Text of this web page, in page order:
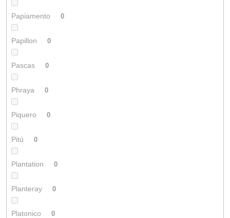
Papiamento 0
Papillon 0
Pascas 0
Phraya 0
Piquero 0
Pitú 0
Plantation 0
Planteray 0
Platonico 0